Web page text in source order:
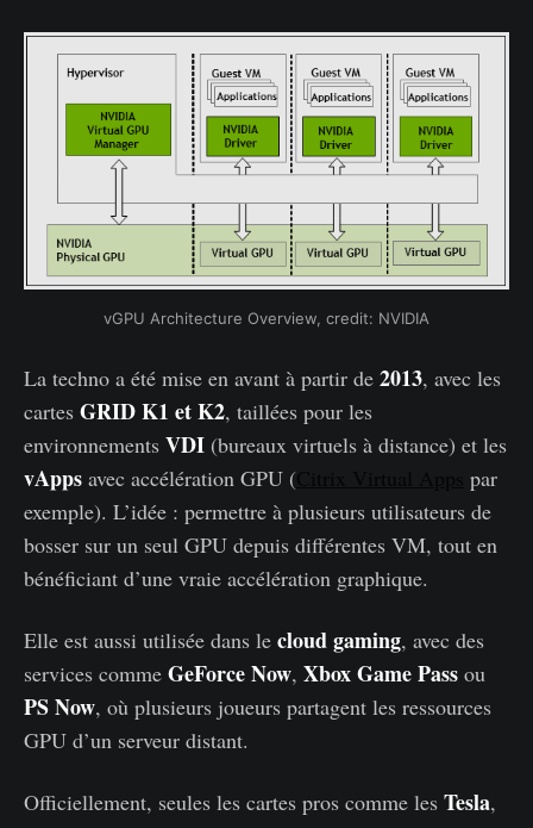
vGPU Architecture Overview, credit: NVIDIA
La techno a été mise en avant à partir de 2013, avec les
cartes GRID K1 et K2, taillées pour les
environnements VDI (bureaux virtuels à distance) et les
vApps avec accélération GPU (
par
exemple). L’idée : permettre à plusieurs utilisateurs de
bosser sur un seul GPU depuis différentes VM, tout en
bénéficiant d’une vraie accélération graphique.
Elle est aussi utilisée dans le cloud gaming, avec des
services comme GeForce Now, Xbox Game Pass ou
PS Now, où plusieurs joueurs partagent les ressources
GPU d’un serveur distant.
Officiellement, seules les cartes pros comme les Tesla,